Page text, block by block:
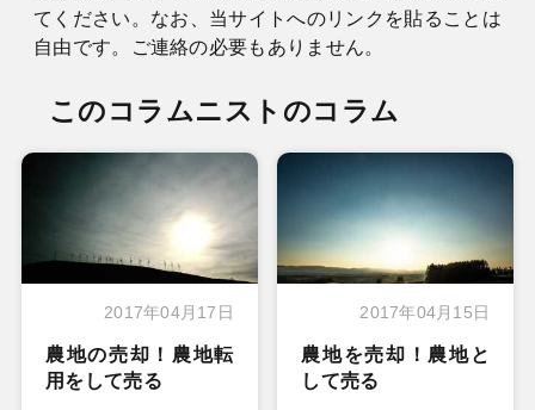
てください。なお、当サイトへのリンクを貼ることは
自由です。ご連絡の必要もありません。
このコラムニストのコラム
2017年04月17日
農地の売却！農地転
用をして売る
2017年04月15日
農地を売却！農地と
して売る